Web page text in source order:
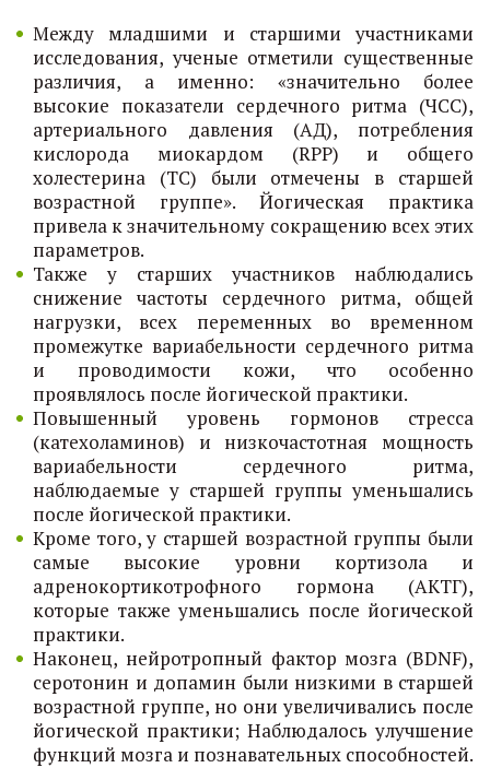
Между младшими и старшими участниками
исследования, ученые отметили существенные
различия, а именно: «значительно более
высокие показатели сердечного ритма (ЧСС),
артериального давления (АД), потребления
кислорода миокардом (RPP) и общего
холестерина (ТС) были отмечены в старшей
возрастной группе». Йогическая практика
привела к значительному сокращению всех этих
параметров.
Также у старших участников наблюдались
снижение частоты сердечного ритма, общей
нагрузки, всех переменных во временном
промежутке вариабельности сердечного ритма
и проводимости кожи, что особенно
проявлялось после йогической практики.
Повышенный уровень гормонов стресса
(катехоламинов) и низкочастотная мощность
вариабельности сердечного ритма,
наблюдаемые у старшей группы уменьшались
после йогической практики.
Кроме того, у старшей возрастной группы были
самые высокие уровни кортизола и
адренокортикотрофного гормона (АКТГ),
которые также уменьшались после йогической
практики.
Наконец, нейротропный фактор мозга (BDNF),
серотонин и допамин были низкими в старшей
возрастной группе, но они увеличивались после
йогической практики; Наблюдалось улучшение
функций мозга и познавательных способностей.